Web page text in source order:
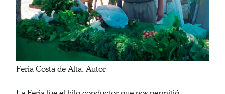
Feria Costa de Alta. Autor